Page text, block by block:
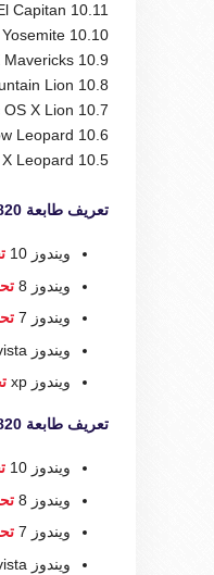
Capitan 10.11
10.10
10.9
Lion 10.8
X Lion 10.7
Leopard 10.6
Leopard 10.5
تعريف طابعة HP Deskjet GT 5820 لويندوز 32 بت
ويندوز 10
ويندوز 8
ويندوز 7
ويندوز vista
ويندوز xp
تعريف طابعة HP Deskjet GT 5820 لويندوز 64 بت
ويندوز 10
ويندوز 8
ويندوز 7
ويندوز vista